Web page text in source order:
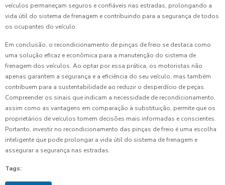
veículos permaneçam seguros e confiáveis nas estradas, prolongando a
vida útil do sistema de frenagem e contribuindo para a segurança de todos
os ocupantes do veículo.
Em conclusão, o recondicionamento de pinças de freio se destaca como
uma solução eficaz e econômica para a manutenção do sistema de
frenagem dos veículos. Ao optar por essa prática, os motoristas não
apenas garantem a segurança e a eficiência do seu veículo, mas também
contribuem para a sustentabilidade ao reduzir o desperdício de peças.
Compreender os sinais que indicam a necessidade de recondicionamento,
assim como as vantagens em comparação à substituição, permite que os
proprietários de veículos tomem decisões mais informadas e conscientes.
Portanto, investir no recondicionamento das pinças de freio é uma escolha
inteligente que pode prolongar a vida útil do sistema de frenagem e
assegurar a segurança nas estradas.
Tags: